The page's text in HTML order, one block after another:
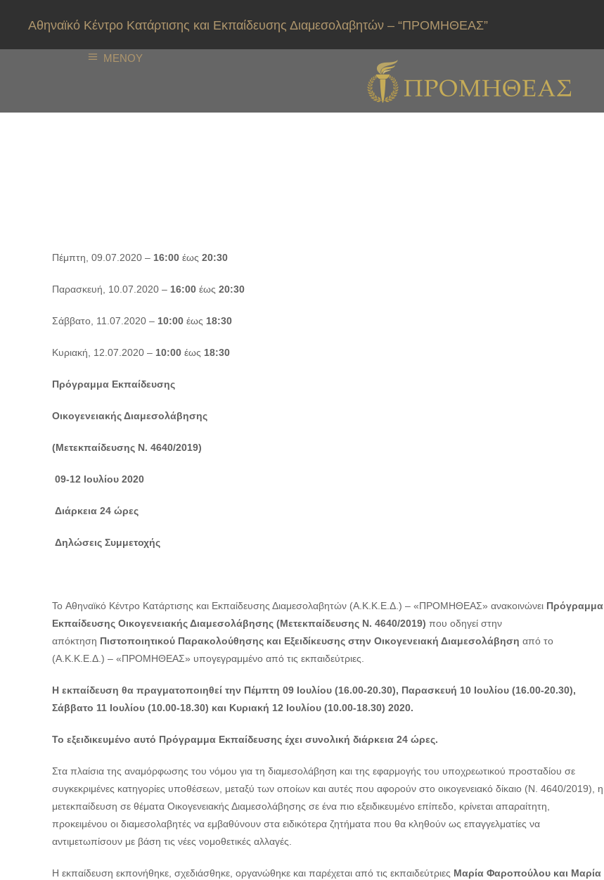
Αθηναϊκό Κέντρο Κατάρτισης και Εκπαίδευσης Διαμεσολαβητών – “ΠΡΟΜΗΘΕΑΣ”
ΜΕΝΟΥ
Πέμπτη, 09.07.2020 – 16:00 έως 20:30
Παρασκευή, 10.07.2020 – 16:00 έως 20:30
Σάββατο, 11.07.2020 – 10:00 έως 18:30
Κυριακή, 12.07.2020 – 10:00 έως 18:30
Πρόγραμμα Εκπαίδευσης
Οικογενειακής Διαμεσολάβησης
(Μετεκπαίδευσης Ν. 4640/2019)
09-12 Ιουλίου 2020
Διάρκεια 24 ώρες
Δηλώσεις Συμμετοχής
To Αθηναϊκό Κέντρο Κατάρτισης και Εκπαίδευσης Διαμεσολαβητών (Α.Κ.Κ.Ε.Δ.) – «ΠΡΟΜΗΘΕΑΣ» ανακοινώνει Πρόγραμμα
Εκπαίδευσης Οικογενειακής Διαμεσολάβησης (Μετεκπαίδευσης N. 4640/2019) που οδηγεί στην
απόκτηση Πιστοποιητικού Παρακολούθησης και Εξειδίκευσης στην Οικογενειακή Διαμεσολάβηση από το
(Α.Κ.Κ.Ε.Δ.) – «ΠΡΟΜΗΘΕΑΣ» υπογεγραμμένο από τις εκπαιδεύτριες.
Η εκπαίδευση θα πραγματοποιηθεί την Πέμπτη 09 Ιουλίου (16.00-20.30), Παρασκευή 10 Ιουλίου (16.00-20.30),
Σάββατο 11 Ιουλίου (10.00-18.30) και Κυριακή 12 Ιουλίου (10.00-18.30) 2020.
Το εξειδικευμένο αυτό Πρόγραμμα Εκπαίδευσης έχει συνολική διάρκεια 24 ώρες.
Στα πλαίσια της αναμόρφωσης του νόμου για τη διαμεσολάβηση και της εφαρμογής του υποχρεωτικού προσταδίου σε
συγκεκριμένες κατηγορίες υποθέσεων, μεταξύ των οποίων και αυτές που αφορούν στο οικογενειακό δίκαιο (Ν. 4640/2019), η
μετεκπαίδευση σε θέματα Οικογενειακής Διαμεσολάβησης σε ένα πιο εξειδικευμένο επίπεδο, κρίνεται απαραίτητη,
προκειμένου οι διαμεσολαβητές να εμβαθύνουν στα ειδικότερα ζητήματα που θα κληθούν ως επαγγελματίες να
αντιμετωπίσουν με βάση τις νέες νομοθετικές αλλαγές.
Η εκπαίδευση εκπονήθηκε, σχεδιάσθηκε, οργανώθηκε και παρέχεται από τις εκπαιδεύτριες Μαρία Φαροπούλου και Μαρία